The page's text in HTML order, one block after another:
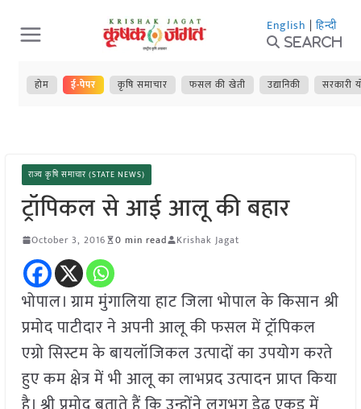
Skip
to
content
English | हिन्दी
Search
होम ई-पेपर कृषि समाचार फसल की खेती उद्यानिकी सरकारी
राज्य कृषि समाचार (STATE NEWS)
ट्रॉपिकल से आई आलू की बहार
October 3, 2016 0 min read Krishak Jagat
भोपाल। ग्राम मुंगालिया हाट जिला भोपाल के किसान श्री
प्रमोद पाटीदार ने अपनी आलू की फसल में ट्रॉपिकल
एग्रो सिस्टम के बायलॉजिकल उत्पादों का उपयोग करते
हुए कम क्षेत्र में भी आलू का लाभप्रद उत्पादन प्राप्त किया